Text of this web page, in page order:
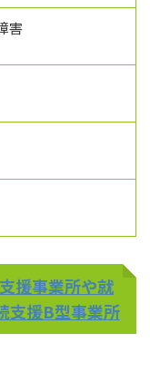
害
援事業所や就
支援B型事業所